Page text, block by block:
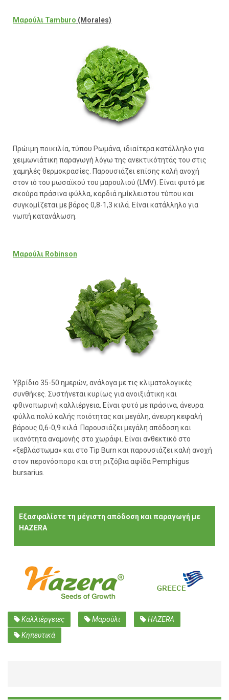
Μαρούλι Tamburo (Morales)
Πρώιμη ποικιλία, τύπου Ρωμάνα, ιδιαίτερα κατάλληλο για
χειμωνιάτικη παραγωγή λόγω της ανεκτικότητάς του στις
χαμηλές θερμοκρασίες. Παρουσιάζει επίσης καλή ανοχή
στον ιό του μωσαϊκού του μαρουλιού (LMV). Είναι φυτό με
σκούρα πράσινα φύλλα, καρδιά ημίκλειστου τύπου και
συγκομίζεται με βάρος 0,8-1,3 κιλά. Είναι κατάλληλο για
νωπή κατανάλωση.
Μαρούλι Robinson
Υβρίδιο 35-50 ημερών, ανάλογα με τις κλιματολογικές
συνθήκες. Συστήνεται κυρίως για ανοιξιάτικη και
φθινοπωρινή καλλιέργεια. Είναι φυτό με πράσινα, άνευρα
φύλλα πολύ καλής ποιότητας και μεγάλη, άνευρη κεφαλή
βάρους 0,6-0,9 κιλά. Παρουσιάζει μεγάλη απόδοση και
ικανότητα αναμονής στο χωράφι. Είναι ανθεκτικό στο
«ξεβλάστωμα» και στο Tip Burn και παρουσιάζει καλή ανοχή
στον περονόσπορο και στη ριζόβια αφίδα Pemphigus
bursarius.
Εξασφαλίστε τη μέγιστη απόδοση και παραγωγή με
HAZERA
Καλλιέργειες Μαρούλι
HAZERA
Κηπευτικά